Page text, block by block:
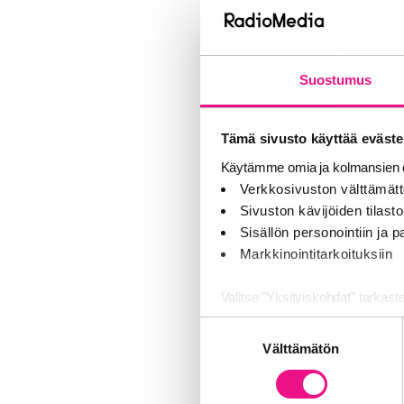
Suostumus
Tämä sivusto käyttää
Käytämme omia ja
Verkkosivuston
Sivuston kävijöiden
Sisällön personointiin ja
Markkinointitarkoituksiin
Valitse "Yksityiskohdat"
Jaamme sosiaalisen median,
palvelujaan (esim. Google).
Välttämätön
Olemme
joukossa
alaan ja